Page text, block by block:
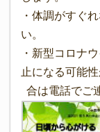
・体調がすぐ
い。
・新型コロナ
止になる可能
合は電話でご